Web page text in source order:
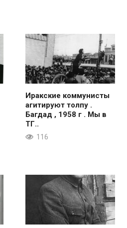
Иракские коммунисты
агитируют толпу .
Багдад , 1958 г . Мы в
ТГ..
116